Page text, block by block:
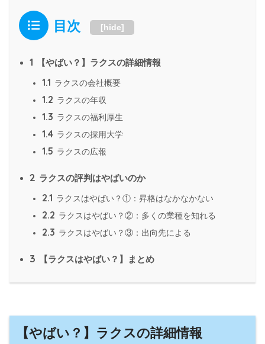
目次 [hide]
1 【やばい？】ラクスの詳細情報
1.1 ラクスの会社概要
1.2 ラクスの年収
1.3 ラクスの福利厚生
1.4 ラクスの採用大学
1.5 ラクスの広報
2 ラクスの評判はやばいのか
2.1 ラクスはやばい？①：昇格はなかなかない
2.2 ラクスはやばい？②：多くの業種を知れる
2.3 ラクスはやばい？③：出向先による
3 【ラクスはやばい？】まとめ
【やばい？】ラクスの詳細情報